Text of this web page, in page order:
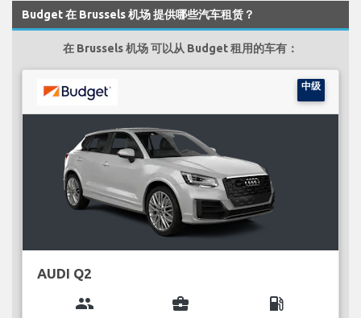
Budget 在 Brussels 机场 提供哪些汽车租赁？
在 Brussels 机场 可以从 Budget 租用的车有：
中级
AUDI Q2
group business_center local_gas_station